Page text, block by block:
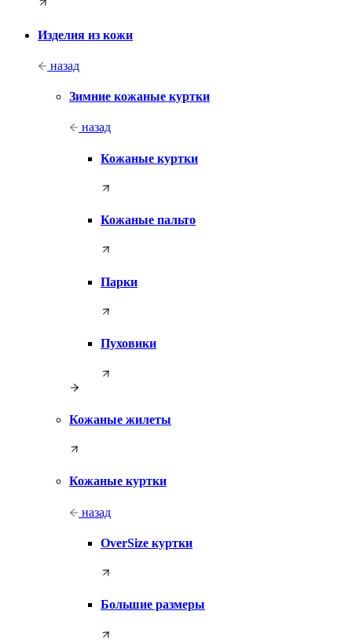
Изделия из кожи
назад
Зимние кожаные куртки
назад
Кожаные куртки
Кожаные пальто
Парки
Пуховики
Кожаные жилеты
Кожаные куртки
назад
OverSize куртки
Большие размеры